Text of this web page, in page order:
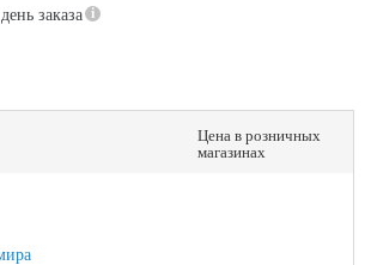
заказа
Цена в розничных
магазинах